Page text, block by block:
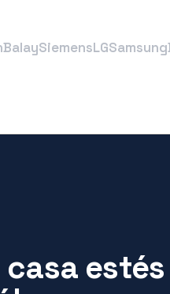
BalaySiemensLGSamsung